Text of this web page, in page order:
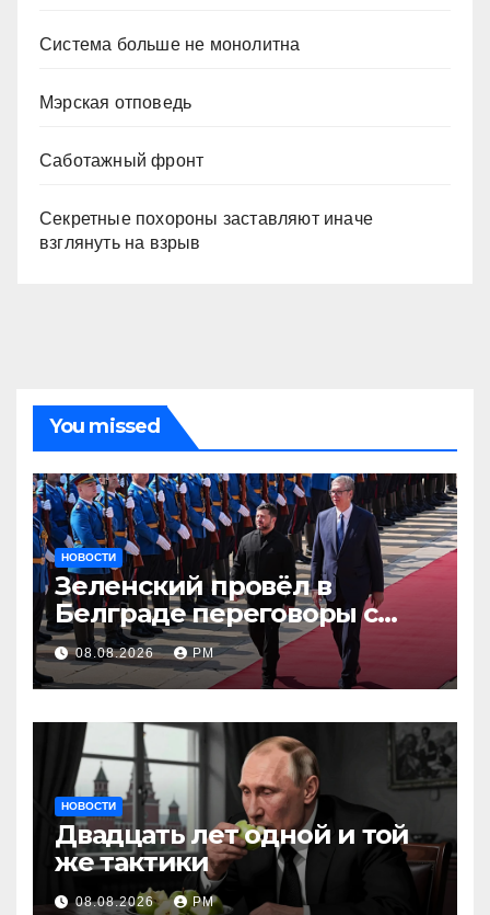
Система больше не монолитна
Мэрская отповедь
Саботажный фронт
Секретные похороны заставляют иначе
взглянуть на взрыв
You missed
НОВОСТИ
Зеленский провёл в
Белграде переговоры с
Вучичем
08.08.2026 РМ
НОВОСТИ
Двадцать лет одной и той
же тактики
08.08.2026 РМ